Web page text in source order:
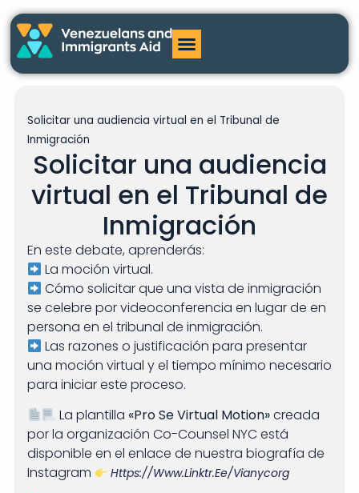
Solicitar una audiencia virtual en el Tribunal de
Inmigración
Solicitar una audiencia
virtual en el Tribunal de
Inmigración
En este debate, aprenderás:
La moción virtual.
Cómo solicitar que una vista de inmigración
se celebre por videoconferencia en lugar de en
persona en el tribunal de inmigración.
Las razones o justificación para presentar
una moción virtual y el tiempo mínimo necesario
para iniciar este proceso.
La plantilla «Pro Se Virtual Motion»creada
por la organización Co-Counsel NYC está
disponible en el enlace de nuestra biografía de
Instagram
Https://www.linktr.ee/vianycorg